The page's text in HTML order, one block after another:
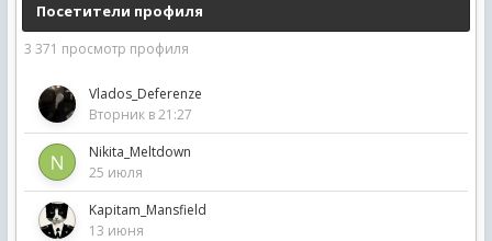
Посетители профиля
3 371 просмотр профиля
Vlados_Deferenze
Вторник в 21:27
Nikita_Meltdown
25 июля
Kapitam_Mansfield
13 июня